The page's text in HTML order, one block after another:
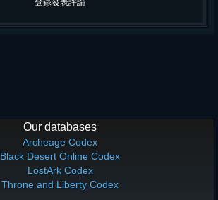
登錄發表評論
Our databases
Archeage Codex
Black Desert Online Codex
LostArk Codex
Throne and Liberty Codex